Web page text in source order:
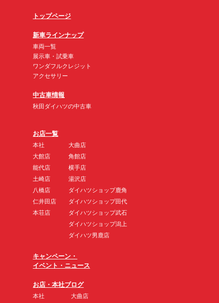
トップページ
新車ラインナップ
車両一覧
展示車・試乗車
ワンダフルクレジット
アクセサリー
中古車情報
秋田ダイハツの中古車
お店一覧
本社
大館店
能代店
土崎店
八橋店
仁井田店
本荘店
大曲店
角館店
横手店
湯沢店
ダイハツショップ鹿角
ダイハツショップ田代
ダイハツショップ武石
ダイハツショップ潟上
ダイハツ男鹿店
キャンペーン・
イベント・ニュース
お店・本社ブログ
本社
大曲店